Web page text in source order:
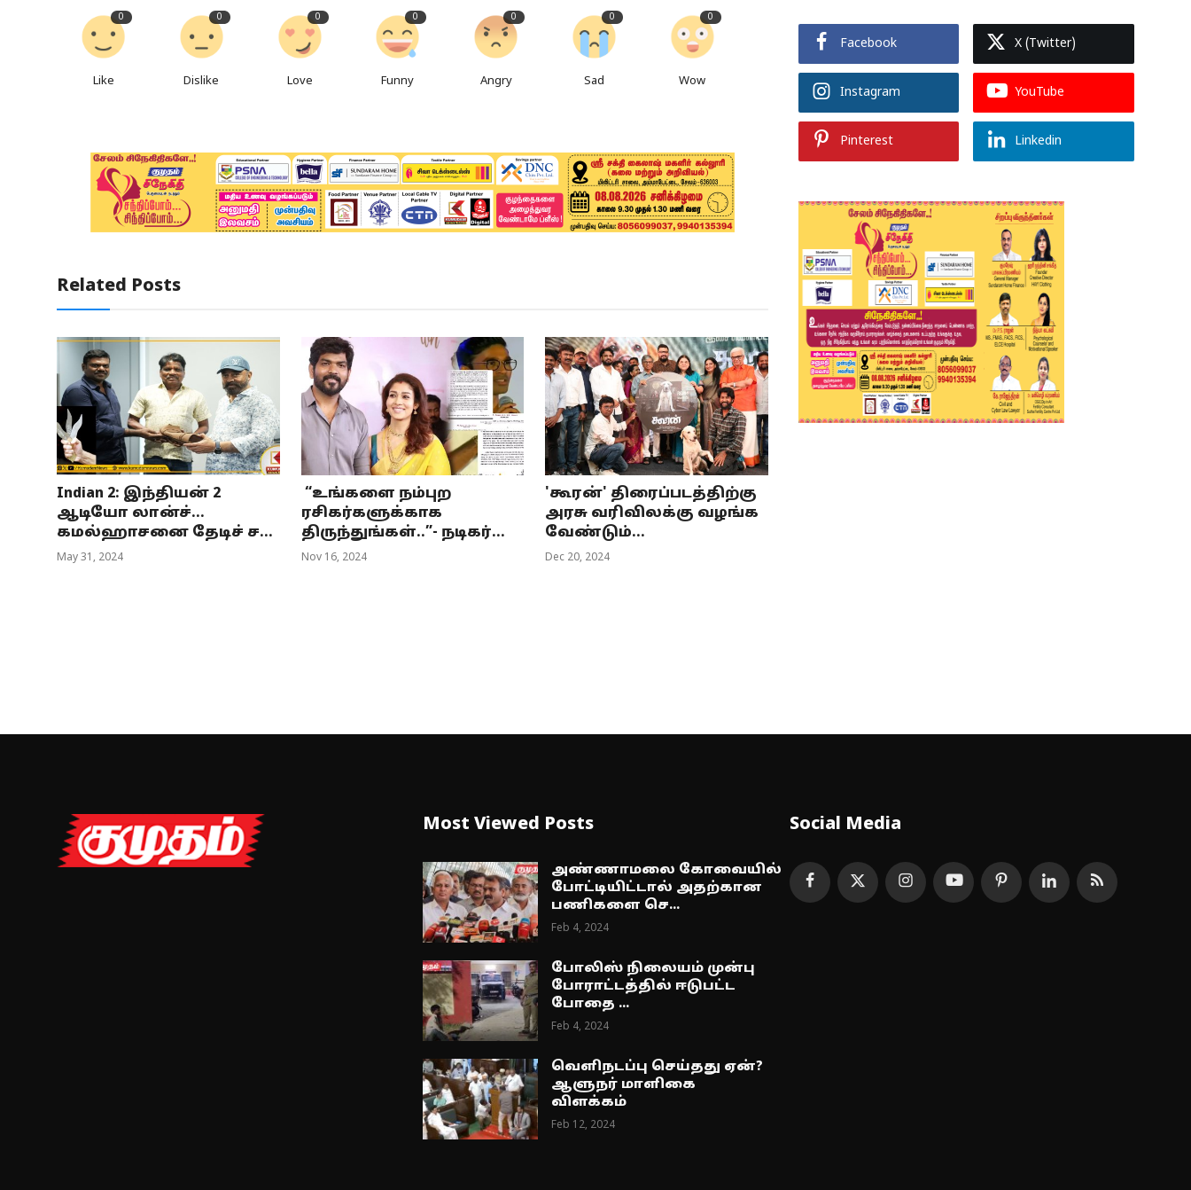
0
Like
0
Dislike
0
Love
0
Funny
0
Angry
0
Sad
0
Wow
Related Posts
Indian 2: இந்தியன் 2
ஆடியோ லான்ச்...
கமல்ஹாசனை தேடிச் ச...
May 31, 2024
“உங்களை நம்புற
ரசிகர்களுக்காக
திருந்துங்கள்..”- நடிகர்...
Nov 16, 2024
'கூரன்' திரைப்படத்திற்கு
அரசு வரிவிலக்கு வழங்க
வேண்டும்...
Dec 20, 2024
Facebook X (Twitter)
Instagram YouTube
Pinterest Linkedin
Most Viewed Posts
அண்ணாமலை கோவையில்
போட்டியிட்டால் அதற்கான
பணிகளை செ...
Feb 4, 2024
போலிஸ் நிலையம் முன்பு
போராட்டத்தில் ஈடுபட்ட
போதை ...
Feb 4, 2024
வெளிநடப்பு செய்தது ஏன்?
ஆளுநர் மாளிகை
விளக்கம்
Feb 12, 2024
Social Media